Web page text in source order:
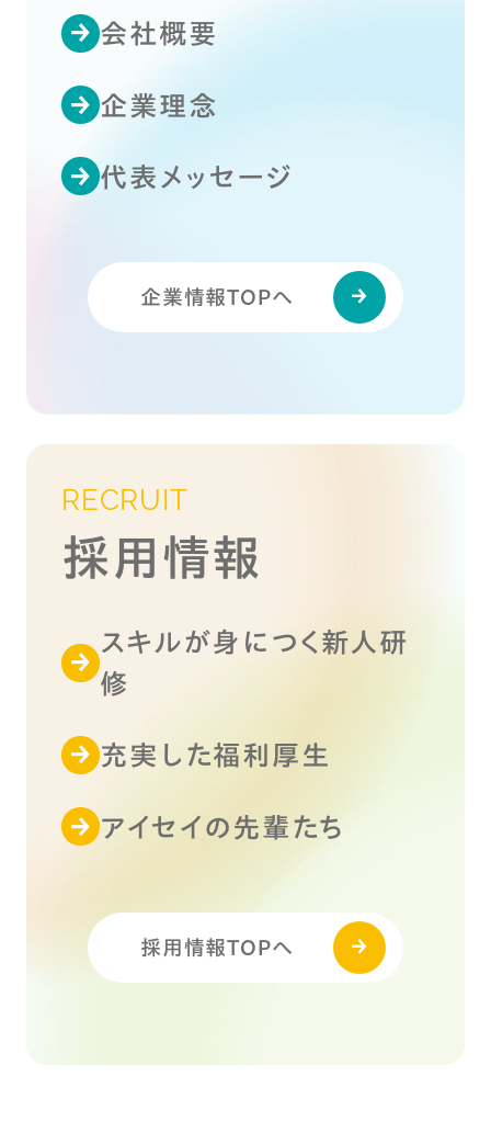
会社概要
企業理念
代表メッセージ
企業情報TOPへ
RECRUIT
採用情報
スキルが身につく新人研
修
充実した福利厚生
アイセイの先輩たち
採用情報TOPへ